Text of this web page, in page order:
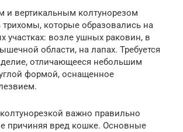
и вертикальным колтунорезом
которые образовались на
участках: возле ушных раковин, в
области, на лапах. Требуется
отличающееся небольшим
формой, оснащенное
важно правильно
причиняя вред кошке. Основные